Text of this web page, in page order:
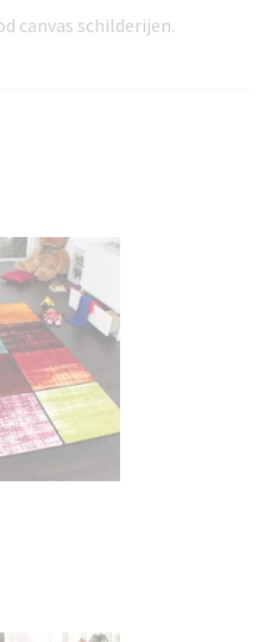
canvas schilderijen.